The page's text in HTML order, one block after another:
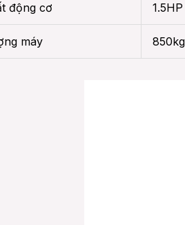
động cơ
máy